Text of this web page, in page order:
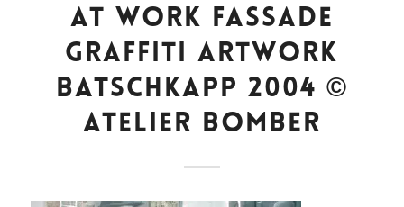
AT WORK FASSADE
GRAFFITI ARTWORK
BATSCHKAPP 2004 ©
ATELIER BOMBER